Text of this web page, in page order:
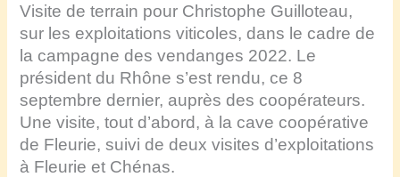
Visite de terrain pour Christophe Guilloteau,
sur les exploitations viticoles, dans le cadre de
la campagne des vendanges 2022. Le
président du Rhône s’est rendu, ce 8
septembre dernier, auprès des coopérateurs.
Une visite, tout d’abord, à la cave coopérative
de Fleurie, suivi de deux visites d’exploitations
à Fleurie et Chénas.